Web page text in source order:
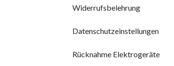
Widerrufsbelehrung
Datenschutzeinstellungen
Rücknahme Elektrogeräte